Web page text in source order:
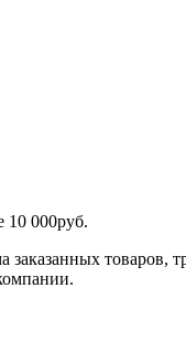
10 000руб.